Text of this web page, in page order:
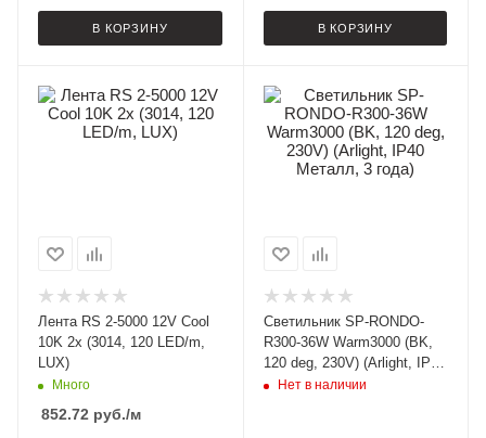
В КОРЗИНУ В КОРЗИНУ
Лента RS 2-5000 12V Cool
10K 2x (3014, 120 LED/m,
LUX)
Много
852.72 руб./м
Светильник SP-RONDO-
R300-36W Warm3000 (BK,
120 deg, 230V) (Arlight, IP40
Металл, 3 года)
Нет в наличии